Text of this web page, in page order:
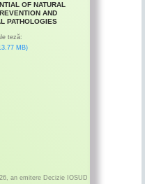
OF NATURAL
AND
PATHOLOGIES
teză:
MB)
, an emitere Decizie IOSUD